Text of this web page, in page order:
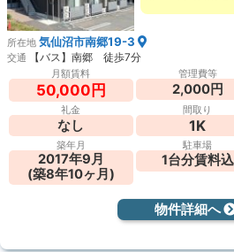
所在地 気仙沼市南郷19-3
交通 【バス】南郷 徒歩7分
月額賃料
50,000円
管理費等
2,000円
礼金
なし
間取り
1K
築年月
2017年9月
(築8年10ヶ月)
駐車場
1台分賃料込
物件詳細へ